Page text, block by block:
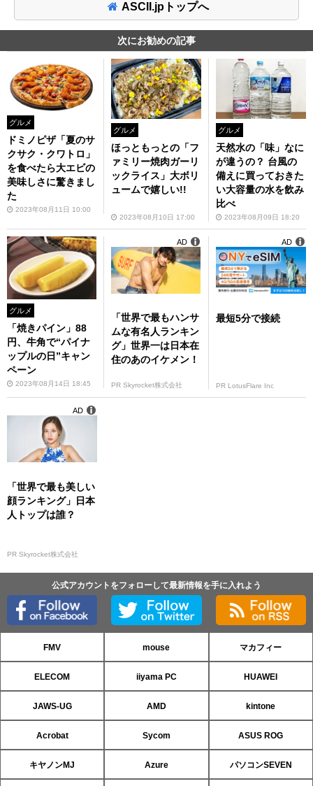
ASCII.jpトップへ
次にお勧めの記事
グルメ
ドミノピザ「夏のサ
クサク・クワトロ」
を食べたら大エビの
美味しさに驚きまし
た
2023年08月11日 10:00
グルメ
ほっともっとの「フ
ァミリー焼肉ガーリ
ックライス」大ボリ
ュームで嬉しい!!
2023年08月10日 17:00
グルメ
天然水の「味」なに
が違うの？ 台風の
備えに買っておきた
い大容量の水を飲み
比べ
2023年08月09日 18:20
グルメ
「焼きパイン」88
円、牛角で“パイナ
ップルの日”キャン
ペーン
2023年08月14日 18:45
「世界で最もハンサ
ムな有名人ランキン
グ」世界一は日本在
住のあのイケメン！
PR Skyrocket株式会社
AD
最短5分で接続
PR LotusFlare Inc
AD
「世界で最も美しい
顔ランキング」日本
人トップは誰？
PR Skyrocket株式会社
AD
公式アカウントをフォローして最新情報を手に入れよう
FMV mouse マカフィー
ELECOM iiyama PC HUAWEI
JAWS-UG AMD kintone
Acrobat Sycom ASUS ROG
キヤノンMJ Azure パソコンSEVEN